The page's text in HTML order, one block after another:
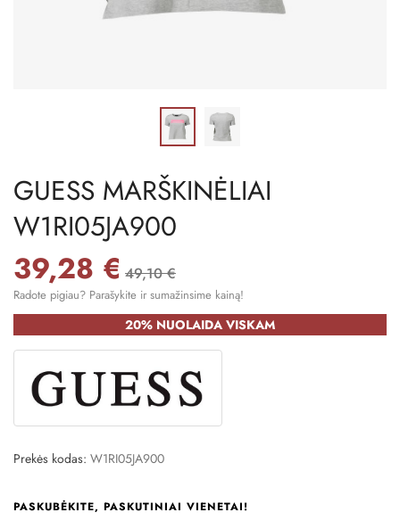
GUESS MARŠKINĖLIAI
W1RI05JA900
39,28 € 49,10 €
Radote pigiau? Parašykite ir sumažinsime kainą!
20% NUOLAIDA VISKAM
Prekės kodas: W1RI05JA900
PASKUBĖKITE, PASKUTINIAI VIENETAI!